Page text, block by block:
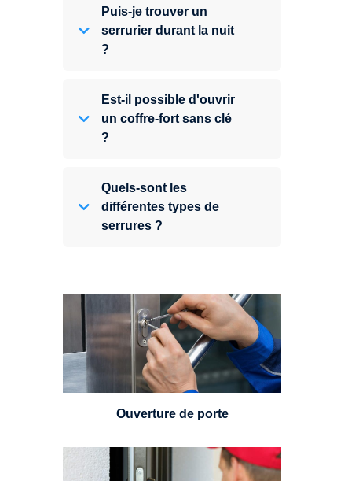
Puis-je trouver un
serrurier durant la nuit
?
Est-il possible d'ouvrir
un coffre-fort sans clé
?
Quels-sont les
différentes types de
serrures ?
Vous avez perdu vos clés ou la
porte s'est refermée derrière vous
? Un serrurier est disponible
24h/7.
Ouverture de porte
Un serrurier sera en mesure de